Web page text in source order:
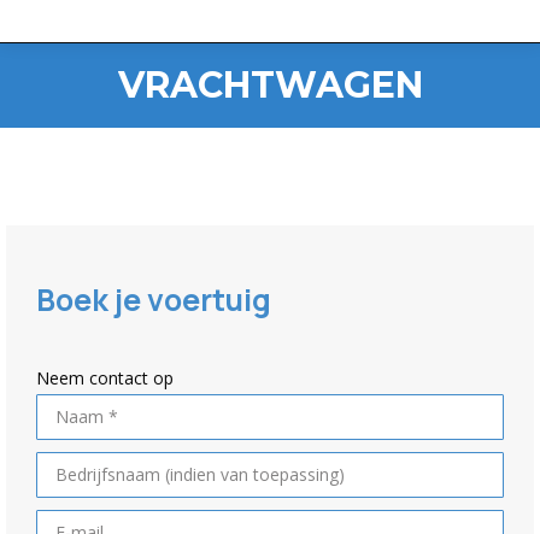
VRACHTWAGEN
Boek je voertuig
Neem contact op